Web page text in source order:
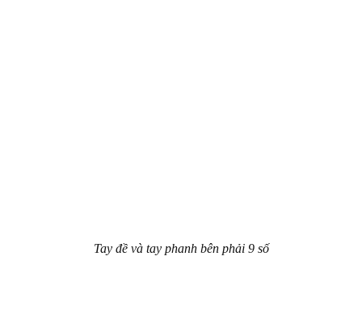
Tay đề và tay phanh bên phải 9 số